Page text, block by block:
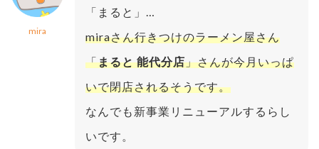
mira
「まると」…
miraさん行きつけのラーメン屋さん
「まると 能代分店」さんが今月いっぱ
いで閉店されるそうです。
なんでも新事業リニューアルするらし
いです。